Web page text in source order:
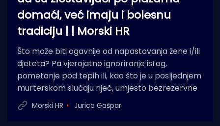
domaći, već imaju i bolesnu
tradiciju | | Morski HR
Što može biti ogavnije od napastovanja žene i/ili
djeteta? Pa vjerojatno ignoriranje istog,
pometanje pod tepih ili, kao što je u posljednjem
murterskom slučaju riječ, umjesto bezrezervne
Morski HR Jurica Gašpar